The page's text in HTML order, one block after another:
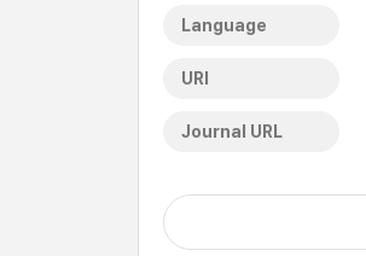
Language
URI
Journal URL